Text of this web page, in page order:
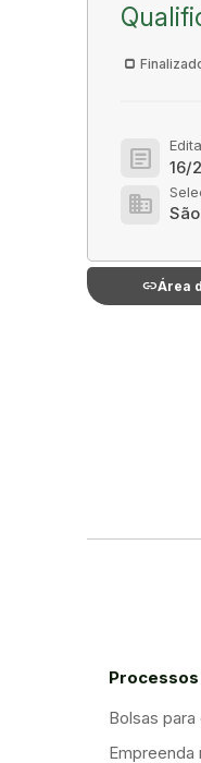
article 16/
domain
linkÁrea
Bolsas
Empreenda